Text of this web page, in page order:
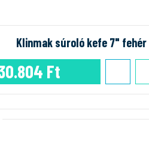
Klinmak súroló kefe 7" fehér
Ft